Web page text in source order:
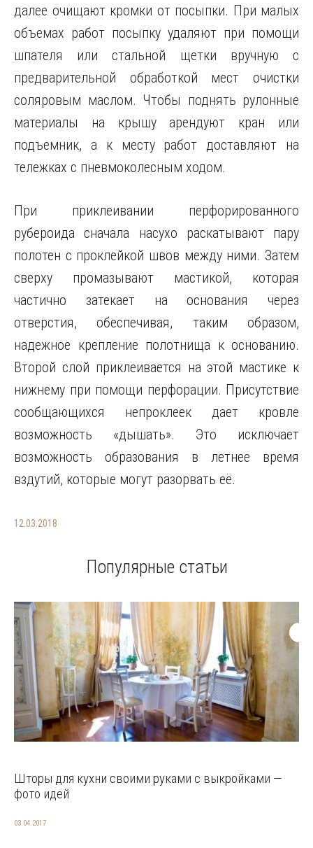
далее очищают кромки от посыпки. При малых
объемах работ посыпку удаляют при помощи
шпателя или стальной щетки вручную с
предварительной обработкой мест очистки
соляровым маслом. Чтобы поднять рулонные
материалы на крышу арендуют кран или
подъемник, а к месту работ доставляют на
тележках с пневмоколесным ходом.
При приклеивании перфорированного
рубероида сначала насухо раскатывают пару
полотен с проклейкой швов между ними. Затем
сверху промазывают мастикой, которая
частично затекает на основания через
отверстия, обеспечивая, таким образом,
надежное крепление полотнища к основанию.
Второй слой приклеивается на этой мастике к
нижнему при помощи перфорации. Присутствие
сообщающихся непроклеек дает кровле
возможность «дышать». Это исключает
возможность образования в летнее время
вздутий, которые могут разорвать её.
12.03.2018
Популярные статьи
Шторы для кухни своими руками с выкройками —
фото идей
03.04.2017